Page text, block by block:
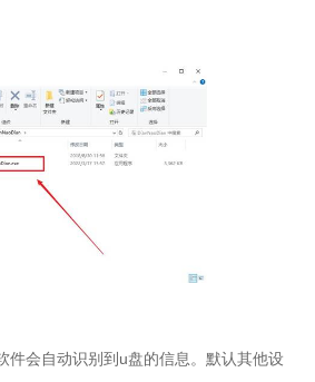
件会自动识别到u盘的信息。默认其他设